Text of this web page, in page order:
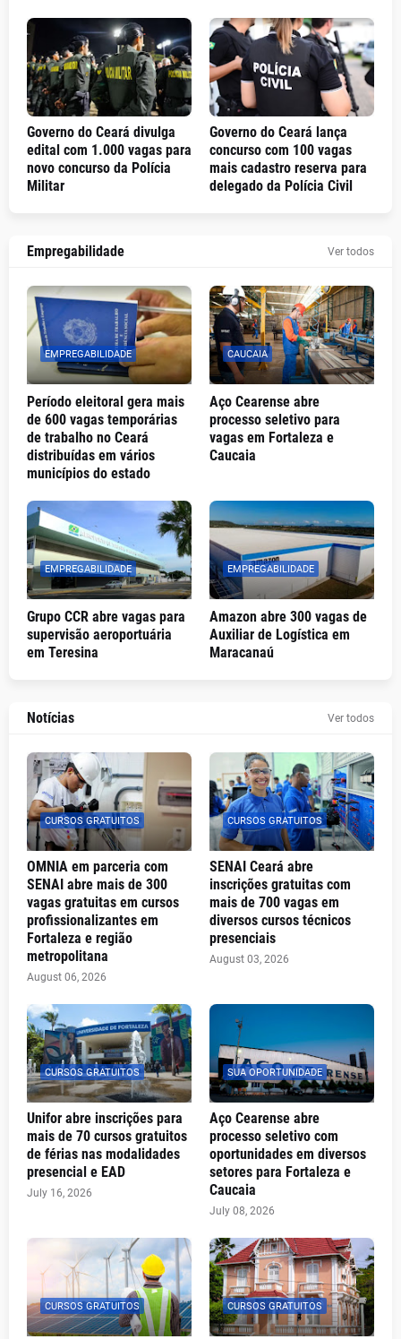
Governo do Ceará divulga
edital com 1.000 vagas para
novo concurso da Polícia
Militar
Governo do Ceará lança
concurso com 100 vagas
mais cadastro reserva para
delegado da Polícia Civil
Empregabilidade Ver todos
EMPREGABILIDADE
Período eleitoral gera mais
de 600 vagas temporárias
de trabalho no Ceará
distribuídas em vários
municípios do estado
CAUCAIA
Aço Cearense abre
processo seletivo para
vagas em Fortaleza e
Caucaia
EMPREGABILIDADE
Grupo CCR abre vagas para
supervisão aeroportuária
em Teresina
EMPREGABILIDADE
Amazon abre 300 vagas de
Auxiliar de Logística em
Maracanaú
Notícias Ver todos
CURSOS GRATUITOS
OMNIA em parceria com
SENAI abre mais de 300
vagas gratuitas em cursos
profissionalizantes em
Fortaleza e região
metropolitana
August 06, 2026
CURSOS GRATUITOS
SENAI Ceará abre
inscrições gratuitas com
mais de 700 vagas em
diversos cursos técnicos
presenciais
August 03, 2026
CURSOS GRATUITOS
Unifor abre inscrições para
mais de 70 cursos gratuitos
de férias nas modalidades
presencial e EAD
July 16, 2026
SUA OPORTUNIDADE
Aço Cearense abre
processo seletivo com
oportunidades em diversos
setores para Fortaleza e
Caucaia
July 08, 2026
CURSOS GRATUITOS CURSOS GRATUITOS